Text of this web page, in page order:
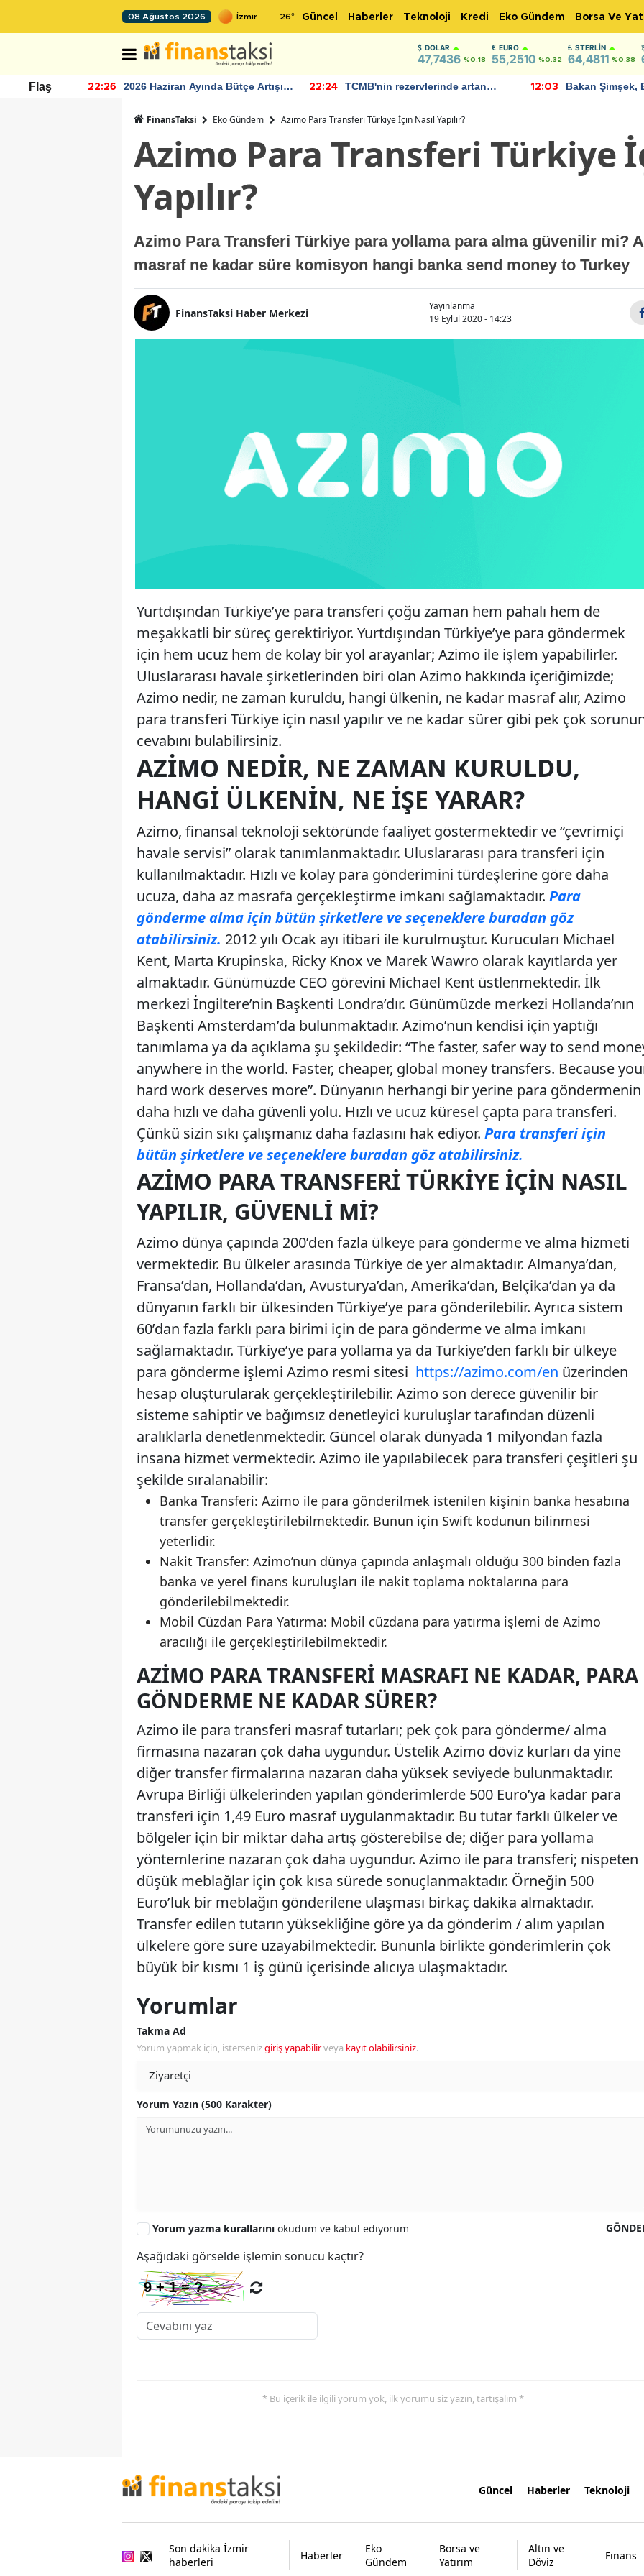
08 Ağustos 2026 26° Güncel Haberler Teknoloji Kredi Eko Gündem Borsa Ve
DOLAR
47,7436 %0.18
EURO
55,2510 %0.32
STERLIN
64,4811 %0.38
Flaş 22:26
2026 Haziran Ayında Bütçe Artışı
22:24
TCMB'nin rezervlerinde artan
12:03
Bakan Şimşek,
FinansTaksi Eko Gündem Azimo Para Transferi Türkiye İçin Nasıl Yapılır?
Azimo Para Transferi Türkiye
Yapılır?
Azimo Para Transferi Türkiye para yollama para alma güvenilir mi?
masraf ne kadar süre komisyon hangi banka send money to Turkey
FinansTaksi Haber Merkezi
Yayınlanma
19 Eylül 2020 - 14:23
Yurtdışından Türkiye’ye para transferi çoğu zaman hem pahalı hem de
meşakkatli bir süreç gerektiriyor. Yurtdışından Türkiye’ye para göndermek
için hem ucuz hem de kolay bir yol arayanlar; Azimo ile işlem yapabilirler.
Uluslararası havale şirketlerinden biri olan Azimo hakkında içeriğimizde;
Azimo nedir, ne zaman kuruldu, hangi ülkenin, ne kadar masraf alır, Azimo
para transferi Türkiye için nasıl yapılır ve ne kadar sürer gibi pek çok
cevabını bulabilirsiniz.
AZIMO NEDIR, NE ZAMAN KURULDU,
HANGI ÜLKENIN, NE İŞE YARAR?
Azimo, finansal teknoloji sektöründe faaliyet göstermektedir ve “çevrimiçi
havale servisi” olarak tanımlanmaktadır. Uluslararası para transferi için
kullanılmaktadır. Hızlı ve kolay para gönderimini türdeşlerine göre daha
ucuza, daha az masrafa gerçekleştirme imkanı sağlamaktadır. Para
gönderme alma için bütün şirketlere ve seçeneklere buradan göz
atabilirsiniz. 2012 yılı Ocak ayı itibari ile kurulmuştur. Kurucuları Michael
Kent, Marta Krupinska, Ricky Knox ve Marek Wawro olarak kayıtlarda yer
almaktadır. Günümüzde CEO görevini Michael Kent üstlenmektedir. İlk
merkezi İngiltere’nin Başkenti Londra’dır. Günümüzde merkezi Hollanda’nın
Başkenti Amsterdam’da bulunmaktadır. Azimo’nun kendisi için yaptığı
tanımlama ya da açıklama şu şekildedir: “The faster, safer way to send
anywhere in the world. Faster, cheaper, global money transfers. Because
hard work deserves more”. Dünyanın herhangi bir yerine para göndermenin
daha hızlı ve daha güvenli yolu. Hızlı ve ucuz küresel çapta para transferi.
Çünkü sizin sıkı çalışmanız daha fazlasını hak ediyor. Para transferi için
bütün şirketlere ve seçeneklere buradan göz atabilirsiniz.
AZIMO PARA TRANSFERI TÜRKIYE İÇIN NASIL
YAPILIR, GÜVENLI MI?
Azimo dünya çapında 200’den fazla ülkeye para gönderme ve alma hizmeti
vermektedir. Bu ülkeler arasında Türkiye de yer almaktadır. Almanya’dan,
Fransa’dan, Hollanda’dan, Avusturya’dan, Amerika’dan, Belçika’dan ya da
dünyanın farklı bir ülkesinden Türkiye’ye para gönderilebilir. Ayrıca sistem
60’dan fazla farklı para birimi için de para gönderme ve alma imkanı
sağlamaktadır. Türkiye’ye para yollama ya da Türkiye’den farklı bir ülkeye
para gönderme işlemi Azimo resmi sitesi https://azimo.com/en üzerinden
hesap oluşturularak gerçekleştirilebilir. Azimo son derece güvenilir bir
sisteme sahiptir ve bağımsız denetleyici kuruluşlar tarafından düzenli
aralıklarla denetlenmektedir. Güncel olarak dünyada 1 milyondan fazla
insana hizmet vermektedir. Azimo ile yapılabilecek para transferi çeşitleri şu
şekilde sıralanabilir:
Banka Transferi: Azimo ile para gönderilmek istenilen kişinin banka hesabına
transfer gerçekleştirilebilmektedir. Bunun için Swift kodunun bilinmesi
yeterlidir.
Nakit Transfer: Azimo’nun dünya çapında anlaşmalı olduğu 300 binden fazla
banka ve yerel finans kuruluşları ile nakit toplama noktalarına para
gönderilebilmektedir.
Mobil Cüzdan Para Yatırma: Mobil cüzdana para yatırma işlemi de Azimo
aracılığı ile gerçekleştirilebilmektedir.
AZIMO PARA TRANSFERI MASRAFI NE KADAR, PARA
GÖNDERME NE KADAR SÜRER?
Azimo ile para transferi masraf tutarları; pek çok para gönderme/ alma
firmasına nazaran çok daha uygundur. Üstelik Azimo döviz kurları da yine
diğer transfer firmalarına nazaran daha yüksek seviyede bulunmaktadır.
Avrupa Birliği ülkelerinden yapılan gönderimlerde 500 Euro’ya kadar para
transferi için 1,49 Euro masraf uygulanmaktadır. Bu tutar farklı ülkeler ve
bölgeler için bir miktar daha artış gösterebilse de; diğer para yollama
yöntemlerine nazaran çok daha uygundur. Azimo ile para transferi; nispeten
düşük meblağlar için çok kısa sürede sonuçlanmaktadır. Örneğin 500
Euro’luk bir meblağın gönderilene ulaşması birkaç dakika almaktadır.
Transfer edilen tutarın yüksekliğine göre ya da gönderim / alım yapılan
ülkelere göre süre uzayabilmektedir. Bununla birlikte gönderimlerin çok
büyük bir kısmı 1 iş günü içerisinde alıcıya ulaşmaktadır.
Yorumlar
Takma Ad
Yorum yapmak için, istersenizgiriş yapabilirveya kayıt olabilirsiniz.
Yorum Yazın (500 Karakter)
Yorum yazma kurallarını okudum ve kabul ediyorum
Aşağıdaki görselde işlemin sonucu kaçtır?
* Bu içerik ile ilgili yorum yok, ilk yorumu siz yazın, tartışalım *
Güncel Haberler Teknoloji
Son dakika İzmir
haberleri
Haberler
Eko
Gündem
Borsa ve
Yatırım
Altın ve
Döviz
Finans